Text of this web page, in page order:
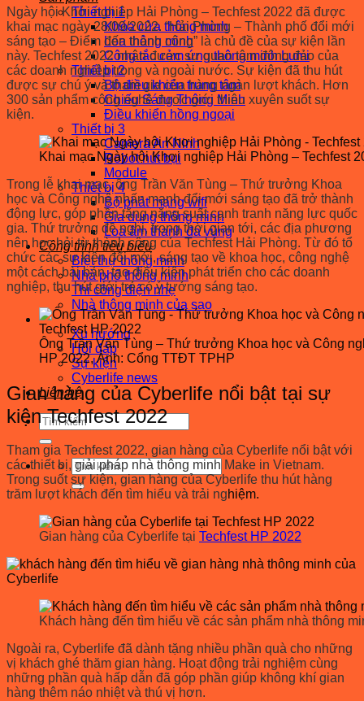
Thiết bị 1
Khóa cửa thông minh
Loa thông minh
Công tắc cảm ứng thông minh Lumi
Thiết bị 2
Bộ điều khiển trung tâm
Chiếu Sáng Thông Minh
Điều khiển hồng ngoại
Thiết bị 3
Camera An Ninh
Robot hút bụi
Module
Thiết bị 4
Bộ phát mạng wifi
Gia dụng thông minh
Loa âm thanh đa vùng
Công trình tiêu biểu
Biệt thự thông minh
Nhà phố thông minh
Thi công điện nhẹ
Nhà thông minh của sao
Tin tức – Sự kiện
Xu hướng
Hỏi đáp
Sự kiện
Cyberlife news
Liên hệ
Tìm
kiếm:
Tìm
kiếm:
Ngày hội Khởi nghiệp Hải Phòng – Techfest 2022 đã được
khai mạc ngày 28/09/2022. “Hải Phòng – Thành phố đổi mới
sáng tạo – Điểm đến thành công” là chủ đề của sự kiện lần
này. Techfest 2022 nhận được sự quan tâm đông đảo của
các doanh nghiệp trong và ngoài nước. Sự kiện đã thu hút
được sự chú ý và tham gia của hàng ngàn lượt khách. Hơn
300 sản phẩm công nghệ được giới thiệu xuyên suốt sự
kiện.
Khai mạc Ngày hội Khơi nghiệp Hải Phòng – Techfest
Trong lễ khai mạc, ông Trần Văn Tùng – Thứ trưởng Khoa
học và Công nghệ nhấn mạnh đổi mới sáng tạo đã trở thành
động lực, góp phần tăng năng suất cạnh tranh năng lực quốc
gia. Thứ trưởng đề nghị, trong thời gian tới, các địa phương
nên học hỏi từ thành công của Techfest Hải Phòng. Từ đó tổ
chức các sự kiện đổi mới, sáng tạo về khoa học, công nghệ
một cách bài bản, tạo điều kiện phát triển cho các doanh
nghiệp, thu hút giới trẻ có ý tưởng sáng tạo.
Ông Trần Văn Tùng – Thứ trưởng Khoa học và Công
HP 2022, Ảnh: Cổng TTĐT TPHP
Gian hàng của Cyberlife nổi bật tại sự
kiện Techfest 2022
Tham gia Techfest 2022, gian hàng của Cyberlife nổi bật với
các thiết bị, giải pháp nhà thông minh Make in Vietnam.
Trong suốt sự kiện, gian hàng của Cyberlife thu hút hàng
trăm lượt khách đến tìm hiểu và trải nghiệm.
Gian hàng của Cyberlife tại Techfest HP 2022
Khách hàng đến tìm hiểu về các sản phẩm nhà thông
Ngoài ra, Cyberlife đã dành tặng nhiều phần quà cho những
vị khách ghé thăm gian hàng. Hoạt động trải nghiệm cùng
những phần quà hấp dẫn đã góp phần giúp không khí gian
hàng thêm náo nhiệt và thú vị hơn.